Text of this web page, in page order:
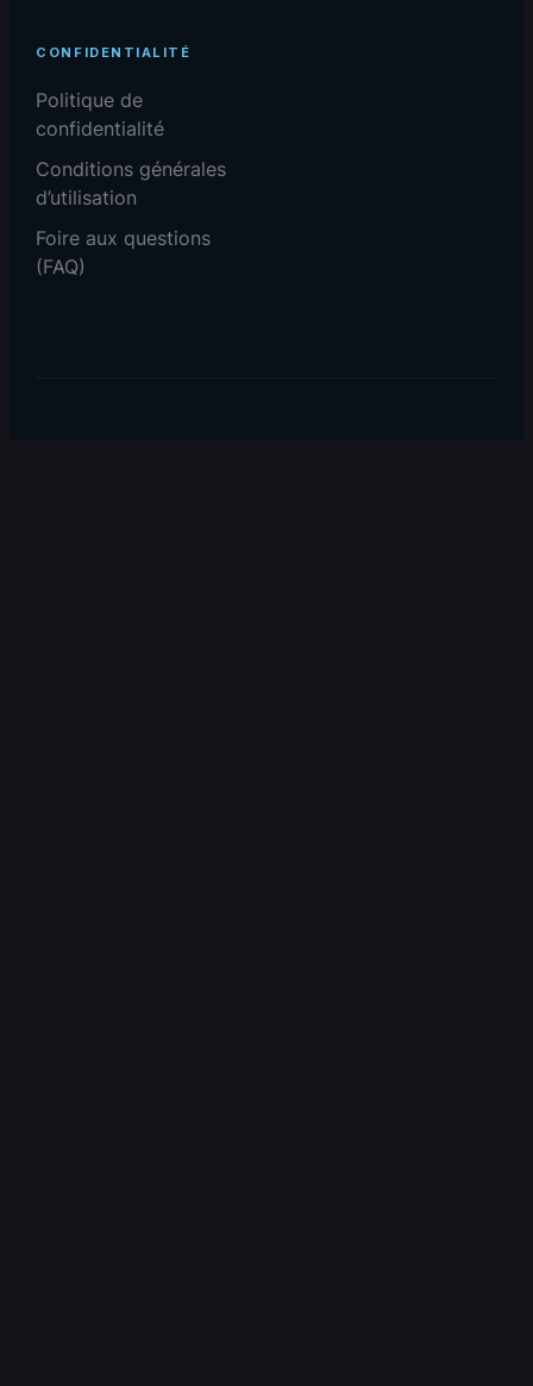
CONFIDENTIALITÉ
Politique de
confidentialité
Conditions générales
d’utilisation
Foire aux questions
(FAQ)